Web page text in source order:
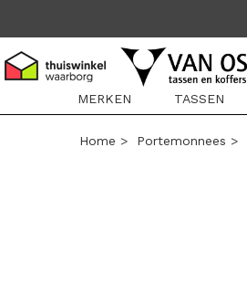
MERKEN
TASSEN
Home > Portemonnees >